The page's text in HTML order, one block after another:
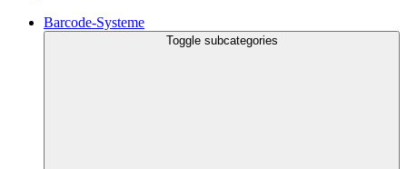
Barcode-Systeme
Toggle subcategories